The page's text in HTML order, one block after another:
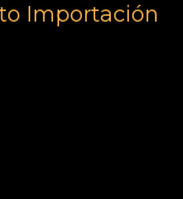
Importación